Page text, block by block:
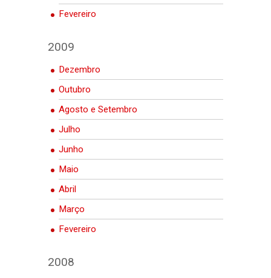
Fevereiro
2009
Dezembro
Outubro
Agosto e Setembro
Julho
Junho
Maio
Abril
Março
Fevereiro
2008